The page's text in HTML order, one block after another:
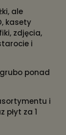
ale
kasety
zdjęcia,
i
ponad
i
płyt za 1